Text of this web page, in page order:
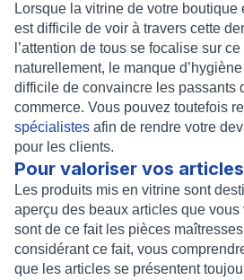
Lorsque la vitrine de votre boutique
est difficile de voir à travers cette
l’attention de tous se focalise sur
naturellement, le manque
difficile de convaincre les passants
commerce. Vous pouvez toutefois
spécialistes afin de rendre votre
pour les clients.
Pour valoriser vos articles
Les produits mis en vitrine sont
aperçu des beaux articles que
sont de ce fait les pièces
considérant ce fait, vous
que les articles se présentent